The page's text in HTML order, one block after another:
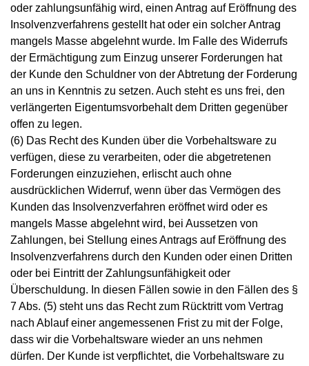
oder zahlungsunfähig wird, einen Antrag auf Eröffnung des
Insolvenzverfahrens gestellt hat oder ein solcher Antrag
mangels Masse abgelehnt wurde. Im Falle des Widerrufs
der Ermächtigung zum Einzug unserer Forderungen hat
der Kunde den Schuldner von der Abtretung der Forderung
an uns in Kenntnis zu setzen. Auch steht es uns frei, den
verlängerten Eigentumsvorbehalt dem Dritten gegenüber
offen zu legen.
(6) Das Recht des Kunden über die Vorbehaltsware zu
verfügen, diese zu verarbeiten, oder die abgetretenen
Forderungen einzuziehen, erlischt auch ohne
ausdrücklichen Widerruf, wenn über das Vermögen des
Kunden das Insolvenzverfahren eröffnet wird oder es
mangels Masse abgelehnt wird, bei Aussetzen von
Zahlungen, bei Stellung eines Antrags auf Eröffnung des
Insolvenzverfahrens durch den Kunden oder einen Dritten
oder bei Eintritt der Zahlungsunfähigkeit oder
Überschuldung. In diesen Fällen sowie in den Fällen des §
7 Abs. (5) steht uns das Recht zum Rücktritt vom Vertrag
nach Ablauf einer angemessenen Frist zu mit der Folge,
dass wir die Vorbehaltsware wieder an uns nehmen
dürfen. Der Kunde ist verpflichtet, die Vorbehaltsware zu